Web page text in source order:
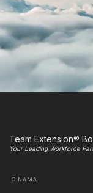
Team Extension®
Your Leading Workforce
O NAMA